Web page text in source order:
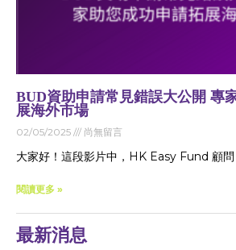
BUD資助申請常見錯誤大公開 專
展海外市場
02/05/2025 尚無留言
大家好！這段影片中，HK Easy Fund 顧問
閱讀更多 »
最新消息